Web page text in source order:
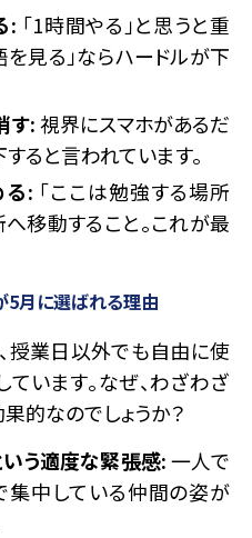
: 「1時間やる」と思うと重
見る」ならハードルが下
す:視界にスマホがあるだ
ると言われています。
る: 「ここは勉強する場所
移動すること。これが最
5月に選ばれる理由
授業日以外でも自由に使
います。なぜ、わざわざ
的なのでしょうか？
いう適度な緊張感:一人で
集中している仲間の姿が